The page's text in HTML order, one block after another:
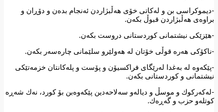
-دیموكراسی بن و لەكاتی خۆی هەڵبژاردن ئەنجام بدەن و دۆڕان و
براوەی هەڵبژاردن قبوڵ بكەن.
-هێزێكی نیشتمانی كوردستانی دروست بكەن.
-ناكۆكی هەرە قوڵی خۆتان لە هەولێرو سلێمانی چارەسەر بكەن.
-پێكەوە لە بەغدا لەرێگای فراكسیۆن و پۆست و پلەكانتان خزمەتێكی
نیشتمانی و كوردستانی بكەن.
-لەكەركوك و موسڵ و دیالەو سەلاحەدین پێكەوەبن بۆ كورد، نەك شەڕە
كوتلەو حزب و گەڕەك.